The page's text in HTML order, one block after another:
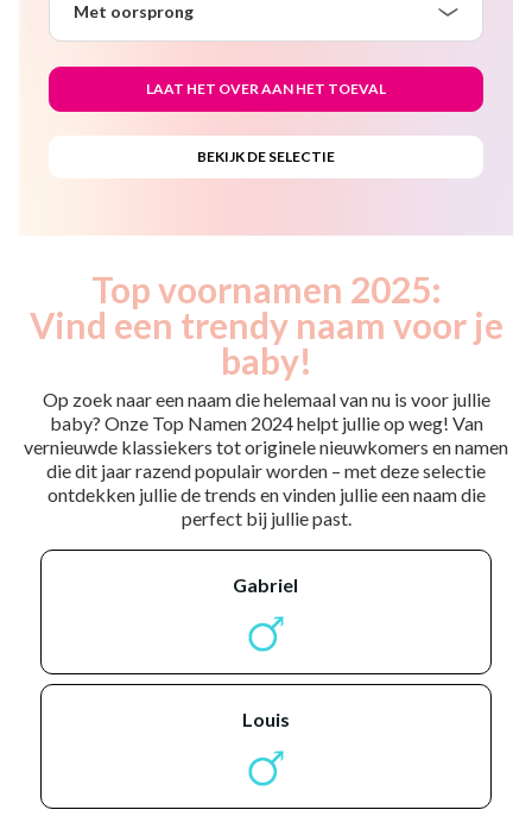
Met oorsprong
Top voornamen 2025:
Vind een trendy naam voor je
baby!
Op zoek naar een naam die helemaal van nu is voor jullie
baby? Onze Top Namen 2024 helpt jullie op weg! Van
vernieuwde klassiekers tot originele nieuwkomers en namen
die dit jaar razend populair worden – met deze selectie
ontdekken jullie de trends en vinden jullie een naam die
perfect bij jullie past.
gabriel
louis